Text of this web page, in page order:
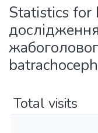
Collections
All of DSpace
Statistics for
Total visits